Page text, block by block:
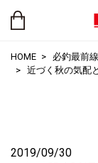
HOME 必釣最前線
近づく秋の気配
2019/09/30